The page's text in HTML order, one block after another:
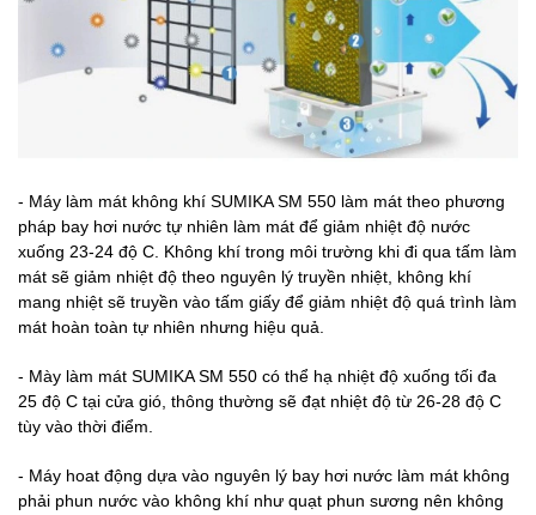
- Máy làm mát không khí SUMIKA SM 550 làm mát theo phương
pháp bay hơi nước tự nhiên làm mát để giảm nhiệt độ nước
xuống 23-24 độ C. Không khí trong môi trường khi đi qua tấm làm
mát sẽ giảm nhiệt độ theo nguyên lý truyền nhiệt, không khí
mang nhiệt sẽ truyền vào tấm giấy để giảm nhiệt độ quá trình làm
mát hoàn toàn tự nhiên nhưng hiệu quả.
- Mày làm mát SUMIKA SM 550 có thể hạ nhiệt độ xuống tối đa
25 độ C tại cửa gió, thông thường sẽ đạt nhiệt độ từ 26-28 độ C
tùy vào thời điểm.
- Máy hoat động dựa vào nguyên lý bay hơi nước làm mát không
phải phun nước vào không khí như quạt phun sương nên không